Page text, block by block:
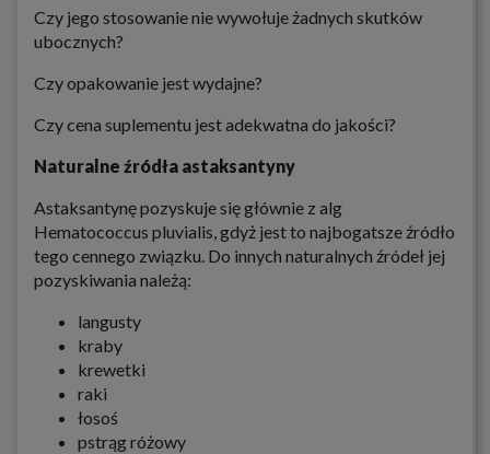
Czy jego stosowanie nie wywołuje żadnych skutków
ubocznych?
Czy opakowanie jest wydajne?
Czy cena suplementu jest adekwatna do jakości?
Naturalne źródła astaksantyny
Astaksantynę pozyskuje się głównie z alg
Hematococcus pluvialis, gdyż jest to najbogatsze źródło
tego cennego związku. Do innych naturalnych źródeł jej
pozyskiwania należą:
langusty
kraby
krewetki
raki
łosoś
pstrąg różowy